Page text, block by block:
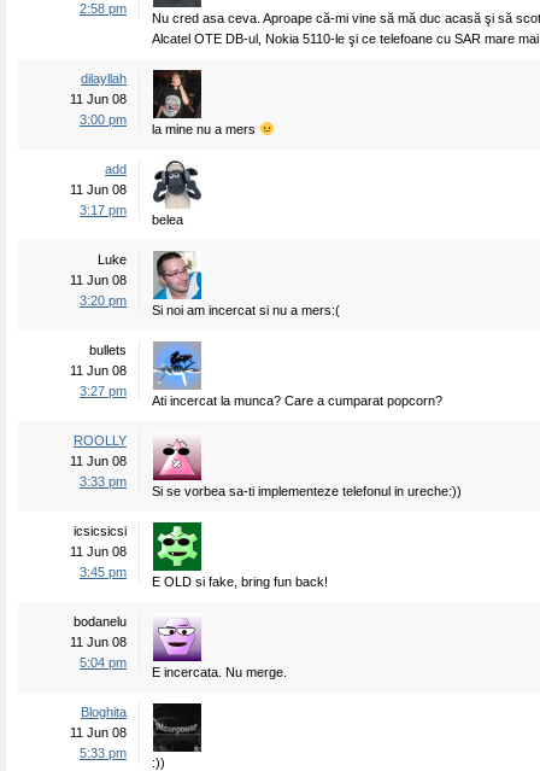
2:58 pm
Nu cred asa ceva. Aproape că-mi vine să mă duc acasă şi să
Alcatel OTE DB-ul, Nokia 5110-le şi ce telefoane cu SAR mare
dilayllah
11 Jun 08
3:00 pm
la mine nu a mers
add
11 Jun 08
3:17 pm
belea
Luke
11 Jun 08
3:20 pm
Si noi am incercat si nu a mers:(
bullets
11 Jun 08
3:27 pm
Ati incercat la munca? Care a cumparat popcorn?
ROOLLY
11 Jun 08
3:33 pm
Si se vorbea sa-ti implementeze telefonul in ureche:))
icsicsicsi
11 Jun 08
3:45 pm
E OLD si fake, bring fun back!
bodanelu
11 Jun 08
5:04 pm
E incercata. Nu merge.
Bloghita
11 Jun 08
5:33 pm
:))